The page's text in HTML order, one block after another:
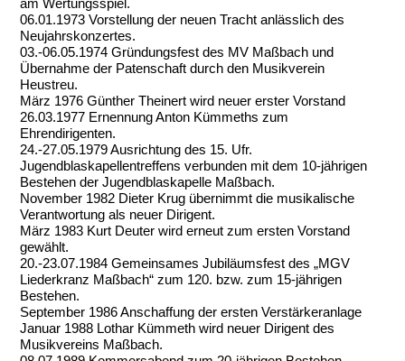
am Wertungsspiel.
06.01.1973 Vorstellung der neuen Tracht anlässlich des
Neujahrskonzertes.
03.-06.05.1974 Gründungsfest des MV Maßbach und
Übernahme der Patenschaft durch den Musikverein
Heustreu.
März 1976 Günther Theinert wird neuer erster Vorstand
26.03.1977 Ernennung Anton Kümmeths zum
Ehrendirigenten.
24.-27.05.1979 Ausrichtung des 15. Ufr.
Jugendblaskapellentreffens verbunden mit dem 10-jährigen
Bestehen der Jugendblaskapelle Maßbach.
November 1982 Dieter Krug übernimmt die musikalische
Verantwortung als neuer Dirigent.
März 1983 Kurt Deuter wird erneut zum ersten Vorstand
gewählt.
20.-23.07.1984 Gemeinsames Jubiläumsfest des „MGV
Liederkranz Maßbach“ zum 120. bzw. zum 15-jährigen
Bestehen.
September 1986 Anschaffung der ersten Verstärkeranlage
Januar 1988 Lothar Kümmeth wird neuer Dirigent des
Musikvereins Maßbach.